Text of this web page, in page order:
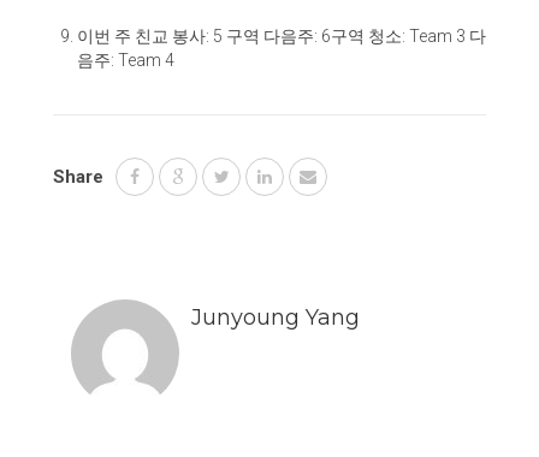
이번 주 친교 봉사: 5 구역 다음주: 6구역 청소: Team 3 다
음주: Team 4
Share
Junyoung Yang